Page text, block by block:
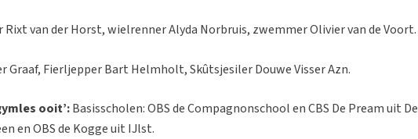
Rixt van der Horst, wielrenner Alyda Norbruis, zwemmer Olivier van de Voort.
Graaf, Fierljepper Bart Helmholt, Skûtsjesiler Douwe Visser Azn.
ooit’:Basisscholen: OBS de Compagnonschool en CBS De Pream uit De
en OBS de Kogge uit IJlst.